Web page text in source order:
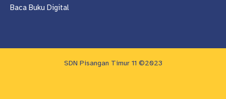
Baca Buku Digital
SDN Pisangan Timur 11 ©2023